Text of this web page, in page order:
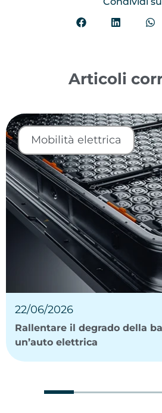
Articoli
Mobilità elettrica
22/06/2026
Rallentare il degrado della
un’auto elettrica